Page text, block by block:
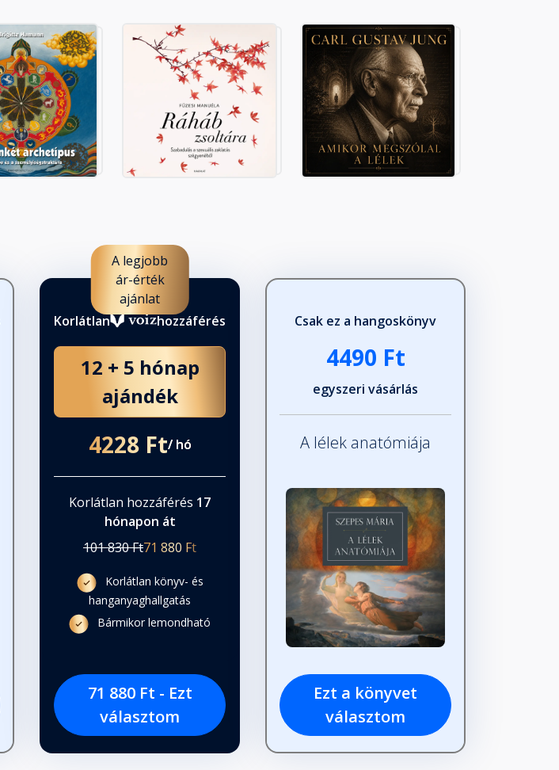
A legjobb
ár-érték
ajánlat
Korlátlan
hozzáférés
12 + 5 hónap
ajándék
4228 Ft/ hó
Korlátlan hozzáférés 17
hónapon át
101 830 Ft71 880 Ft
Korlátlan könyv- és
hanganyaghallgatás
Bármikor lemondható
71 880 Ft - Ezt
választom
Csak ez a hangoskönyv
4490 Ft
egyszeri vásárlás
A lélek anatómiája
Ezt a könyvet
választom